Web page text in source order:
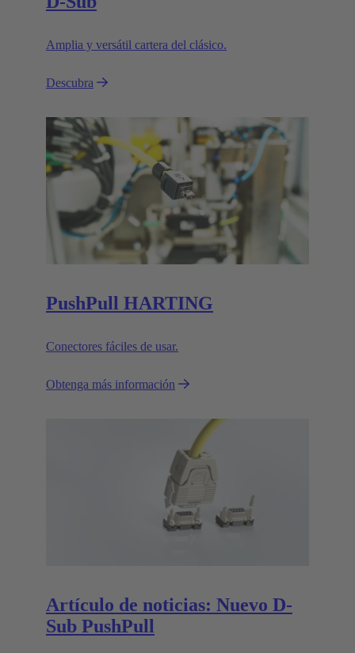
Amplia y versátil cartera del clásico.
Descubra
PushPull HARTING
Conectores fáciles de usar.
Obtenga más información
Artículo de noticias: Nuevo D-
Sub PushPull